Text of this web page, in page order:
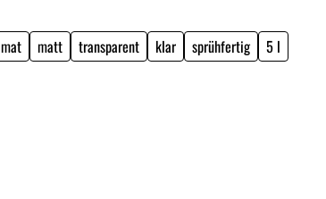
mat matt transparent klar sprühfertig
5 l